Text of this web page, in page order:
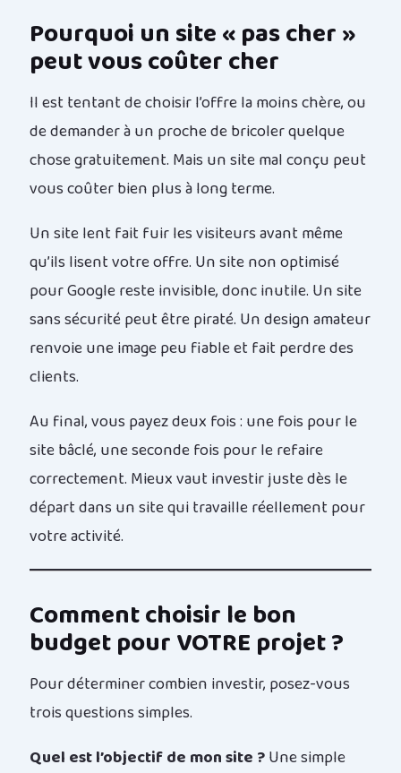
Pourquoi un site « pas cher »
peut vous coûter cher
Il est tentant de choisir l’offre la moins chère, ou
de demander à un proche de bricoler quelque
chose gratuitement. Mais un site mal conçu peut
vous coûter bien plus à long terme.
Un site lent fait fuir les visiteurs avant même
qu’ils lisent votre offre. Un site non optimisé
pour Google reste invisible, donc inutile. Un site
sans sécurité peut être piraté. Un design amateur
renvoie une image peu fiable et fait perdre des
clients.
Au final, vous payez deux fois : une fois pour le
site bâclé, une seconde fois pour le refaire
correctement. Mieux vaut investir juste dès le
départ dans un site qui travaille réellement pour
votre activité.
Comment choisir le bon
budget pour VOTRE projet ?
Pour déterminer combien investir, posez-vous
trois questions simples.
Quel est l’objectif de mon site ?Une simple